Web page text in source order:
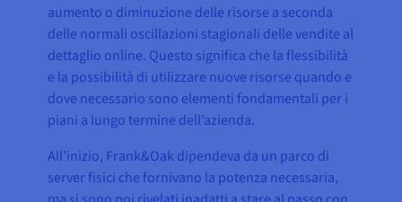
aumento o diminuzione delle risorse a seconda
delle normali oscillazioni stagionali delle vendite al
dettaglio online. Questo significa che la flessibilità
e la possibilità di utilizzare nuove risorse quando e
dove necessario sono elementi fondamentali per i
piani a lungo termine dell’azienda.
All’inizio, Frank&Oak dipendeva da un parco di
server fisici che fornivano la potenza necessaria,